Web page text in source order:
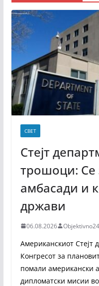
СВЕТ
Стејт
трошоци: Се
амбасади и
држави
06.08.2026 Objektivno24
Американскиот Стејт
Конгресот за
помали американски
дипломатски мисии во